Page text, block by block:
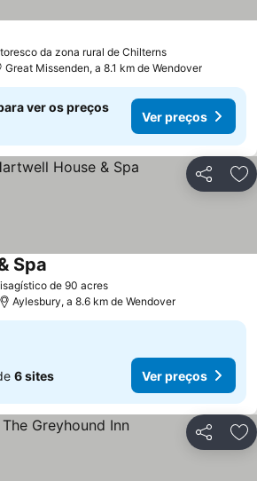
da zona rural de Chilterns
Great Missenden, a 8.1 km de Wendover
ver os preços
Ver preços
Partilhar
de 90 acres
Spa
Aylesbury, a 8.6 km de Wendover
6 sites Ver preços
Partilhar